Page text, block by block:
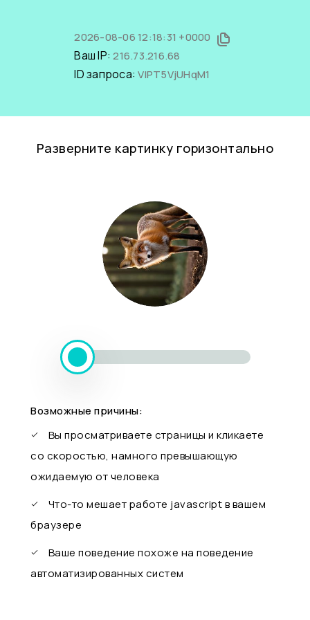
2026-08-06 12:18:31 +0000
Ваш IP:216.73.216.68
ID запроса:VIPT5VjUHqM1
Разверните картинку горизонтально
Возможные причины:
Вы просматриваете страницы и кликаете
со скоростью, намного превышающую
ожидаемую от человека
Что-то мешает работе javascript в вашем
браузере
Ваше поведение похоже на поведение
автоматизированных систем